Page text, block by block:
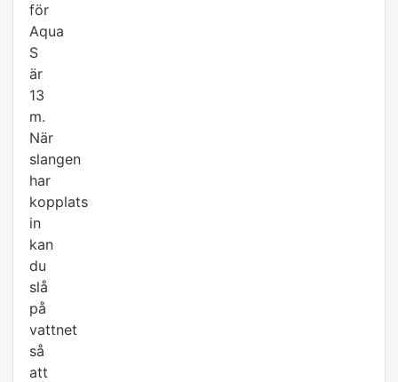
för
Aqua
S
är
13
m.
När
slangen
har
kopplats
in
kan
du
slå
på
vattnet
så
att